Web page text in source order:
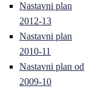
Nastavni plan
2012-13
Nastavni plan
2010-11
Nastavni plan od
2009-10